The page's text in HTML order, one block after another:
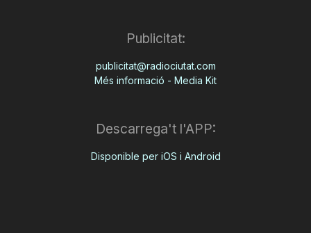
Publicitat:
publicitat@radiociutat.com
Més informació - Media Kit
Descarrega't l'APP:
Disponible per iOS i Android